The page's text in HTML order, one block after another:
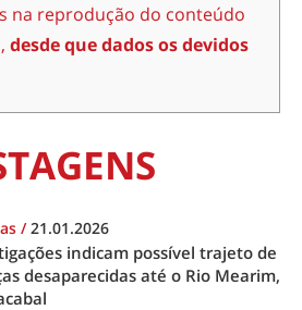
na reprodução do conteúdo
desde que dados os devidos
/21.01.2026
indicam possível trajeto de
desaparecidas até o Rio Mearim,